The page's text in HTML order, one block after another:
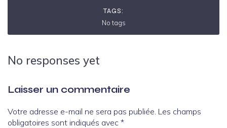
TAGS:
No tags
No responses yet
Laisser un commentaire
Votre adresse e-mail ne sera pas publiée. Les champs
obligatoires sont indiqués avec *